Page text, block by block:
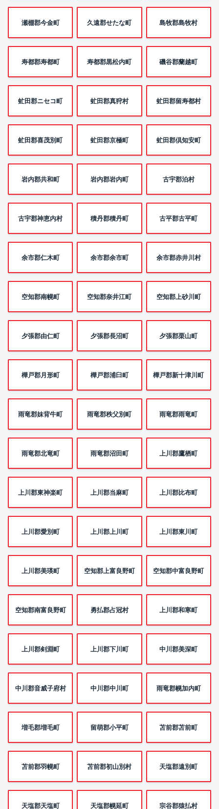
瀬棚郡今金町 久遠郡せたな町 島牧郡島牧村
寿都郡寿都町 寿都郡黒松内町 磯谷郡蘭越町
虻田郡ニセコ町 虻田郡真狩村 虻田郡留寿都村
虻田郡喜茂別町 虻田郡京極町 虻田郡倶知安町
岩内郡共和町 岩内郡岩内町 古宇郡泊村
古宇郡神恵内村 積丹郡積丹町 古平郡古平町
余市郡仁木町 余市郡余市町 余市郡赤井川村
空知郡南幌町 空知郡奈井江町 空知郡上砂川町
夕張郡由仁町 夕張郡長沼町 夕張郡栗山町
樺戸郡月形町 樺戸郡浦臼町 樺戸郡新十津川町
雨竜郡妹背牛町 雨竜郡秩父別町 雨竜郡雨竜町
雨竜郡北竜町 雨竜郡沼田町 上川郡鷹栖町
上川郡東神楽町 上川郡当麻町 上川郡比布町
上川郡愛別町 上川郡上川町 上川郡東川町
上川郡美瑛町 空知郡上富良野町 空知郡中富良野町
空知郡南富良野町 勇払郡占冠村 上川郡和寒町
上川郡剣淵町 上川郡下川町 中川郡美深町
中川郡音威子府村 中川郡中川町 雨竜郡幌加内町
増毛郡増毛町 留萌郡小平町 苫前郡苫前町
苫前郡羽幌町 苫前郡初山別村 天塩郡遠別町
天塩郡天塩町 天塩郡幌延町 宗谷郡猿払村